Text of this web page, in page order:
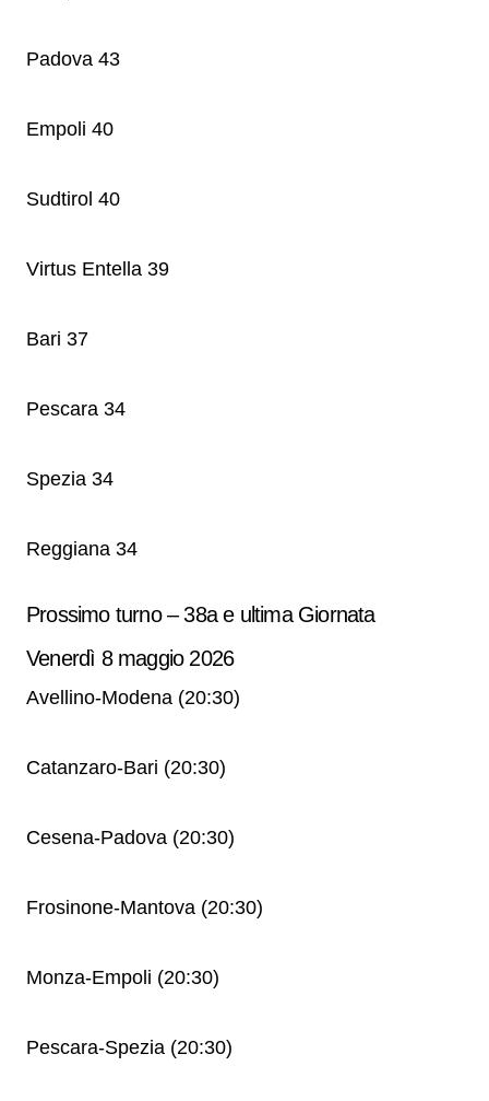
Padova 43
Empoli 40
Sudtirol 40
Virtus Entella 39
Bari 37
Pescara 34
Spezia 34
Reggiana 34
Prossimo turno – 38a e ultima Giornata
Venerdì 8 maggio 2026
Avellino-Modena (20:30)
Catanzaro-Bari (20:30)
Cesena-Padova (20:30)
Frosinone-Mantova (20:30)
Monza-Empoli (20:30)
Pescara-Spezia (20:30)